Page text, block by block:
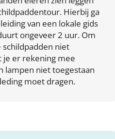
Hierbij ga
van een lokale gids
ongeveer 2 uur. Om
niet
er rekening mee
lampen niet toegestaan
moet dragen.